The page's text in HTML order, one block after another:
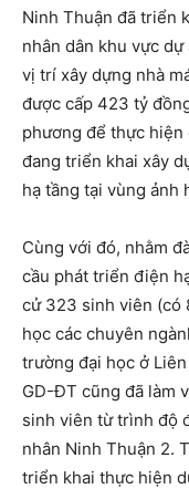
Ninh Thuận đã triển
nhân dân khu vực
vị trí xây dựng nhà
được cấp 423 tỷ
phương để thực hiện
đang triển khai xây
hạ tầng tại vùng ảnh
Cùng với đó, nhằm
cầu phát triển điện
cử 323 sinh viên (có
học các chuyên
trường đại học ở
GD-ĐT cũng đã làm
sinh viên từ trình độ
nhân Ninh Thuận 2.
triển khai thực hiện